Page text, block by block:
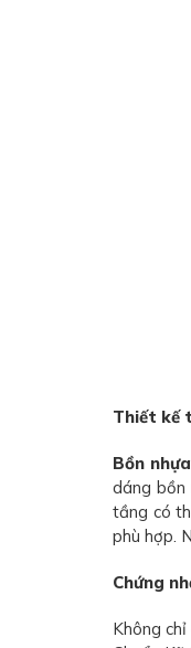
Thiết kế
Bồn
dáng bồn
tầng có
phù hợp.
Chứng
Không